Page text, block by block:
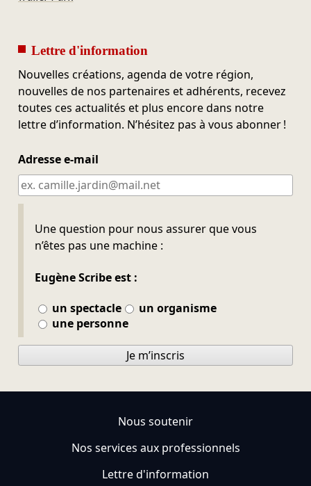
Lettre d'information
Nouvelles créations, agenda de votre région,
nouvelles de nos partenaires et adhérents, recevez
toutes ces actualités et plus encore dans notre
lettre d’information. N’hésitez pas à vous abonner !
Adresse e-mail
Une question pour nous assurer que vous
n’êtes pas une machine :
Eugène Scribe est :
un spectacle
un organisme
une personne
Ne pas remplir
Je m’inscris
Nous soutenir
Nos services aux professionnels
Lettre d'information